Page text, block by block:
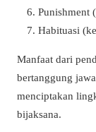
Punishment
Habituasi
Manfaat dari
bertanggung
menciptakan
bijaksana.